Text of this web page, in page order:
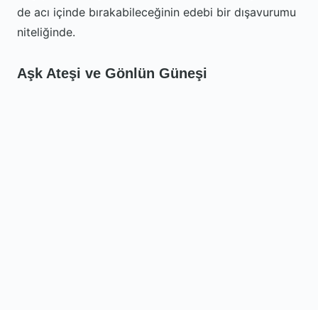
de acı içinde bırakabileceğinin edebi bir dışavurumu
niteliğinde.
Aşk Ateşi ve Gönlün Güneşi